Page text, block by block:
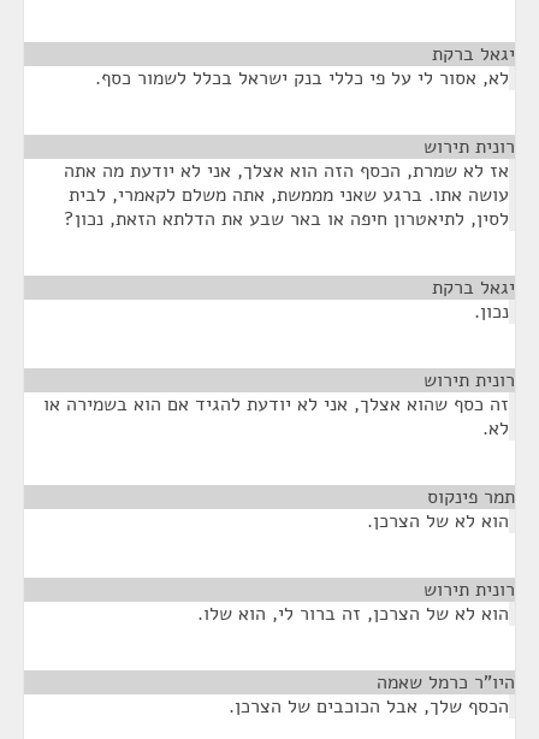
יגאל ברקת
לא, אסור לי על פי כללי בנק ישראל בכלל לשמור כסף.
רונית תירוש
אז לא שמרת, הכסף הזה הוא אצלך, אני לא יודעת מה אתה
עושה אתו. ברגע שאני מממשת, אתה משלם לקאמרי, לבית
לסין, לתיאטרון חיפה או באר שבע את הדלתא הזאת, נכון?
יגאל ברקת
נכון.
רונית תירוש
זה כסף שהוא אצלך, אני לא יודעת להגיד אם הוא בשמירה או
לא.
תמר פינקוס
הוא לא של הצרכן.
רונית תירוש
הוא לא של הצרכן, זה ברור לי, הוא שלו.
היו"ר כרמל שאמה
הכסף שלך, אבל הכוכבים של הצרכן.